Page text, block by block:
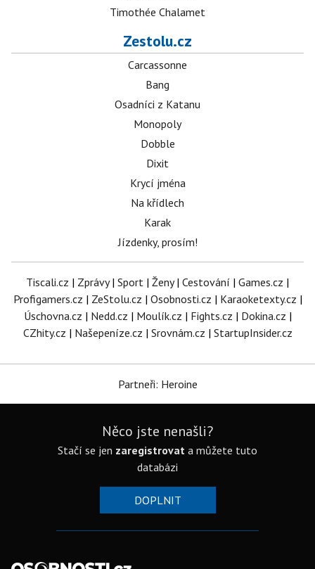
Timothée Chalamet
Zestolu.cz
Carcassonne
Bang
Osadníci z Katanu
Monopoly
Dobble
Dixit
Krycí jména
Na křídlech
Karak
Jízdenky, prosím!
Tiscali.cz | Zprávy| Sport | Ženy| Cestování | Games.cz |
Profigamers.cz | ZeStolu.cz | Osobnosti.cz | Karaoketexty.cz |
Úschovna.cz | Nedd.cz | Moulík.cz | Fights.cz | Dokina.cz |
CZhity.cz | Našepeníze.cz | Srovnám.cz | StartupInsider.cz
Partneři: Heroine
Něco jste nenašli?
Stačí se jen zaregistrovat a můžete tuto
databázi
DOPLNIT